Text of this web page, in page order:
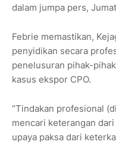
dalam jumpa pers,
Febrie memastikan,
penyidikan secara
penelusuran pihak-
kasus ekspor CPO.
“Tindakan profesional
mencari keterangan
upaya paksa dari